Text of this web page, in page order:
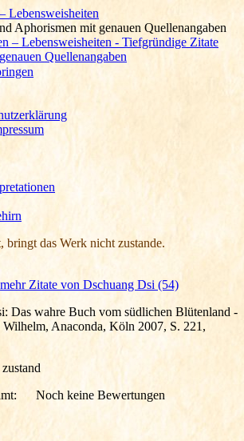
Lebensweisheiten
Aphorismen mit genauen Quellenangaben
bringt das Werk nicht zustande.
mehr Zitate von Dschuang Dsi (54)
Das wahre Buch vom südlichen Blütenland -
Anaconda, Köln 2007, S. 221,
Noch keine Bewertungen